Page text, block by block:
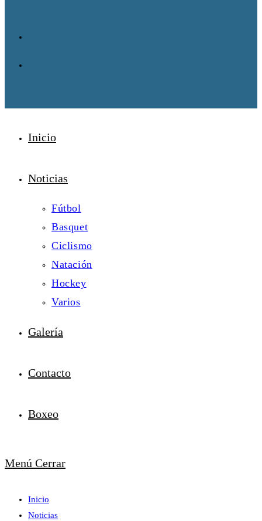
Inicio
Noticias
Fútbol
Basquet
Ciclismo
Natación
Hockey
Varios
Galería
Contacto
Boxeo
Menú Cerrar
Inicio
Noticias